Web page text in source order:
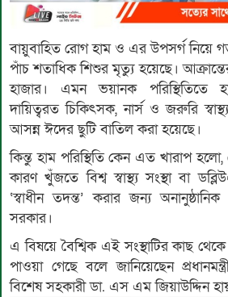
বায়ুবাহিত রোগ হাম ও এর উপসর্গ নিয়ে
পাঁচ শতাধিক শিশুর মৃত্যু হয়েছে।
হাজার। এমন ভয়ানক পরিস্থিতিতে
দায়িত্বরত চিকিৎসক, নার্স ও জরুরি
আসন্ন ঈদের ছুটি বাতিল করা হয়েছে।
কিন্তু হাম পরিস্থিতি কেন এত খারাপ
কারণ খুঁজতে বিশ্ব স্বাস্থ্য সংস্থা বা
‘স্বাধীন তদন্ত’ করার জন্য
সরকার।
এ বিষয়ে বৈশ্বিক এই সংস্থাটির কাছ
পাওয়া গেছে বলে জানিয়েছেন
বিশেষ সহকারী ডা. এস এম জিয়াউদ্দিন